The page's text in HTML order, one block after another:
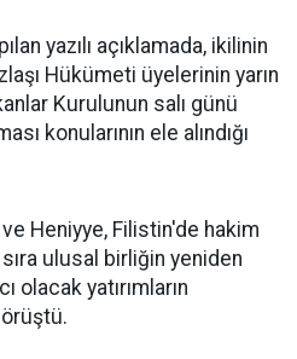
yazılı açıklamada, ikilinin
Hükümeti üyelerinin yarın
Kurulunun salı günü
konularının ele alındığı
Heniyye, Filistin'de hakim
sıra ulusal birliğin yeniden
olacak yatırımların